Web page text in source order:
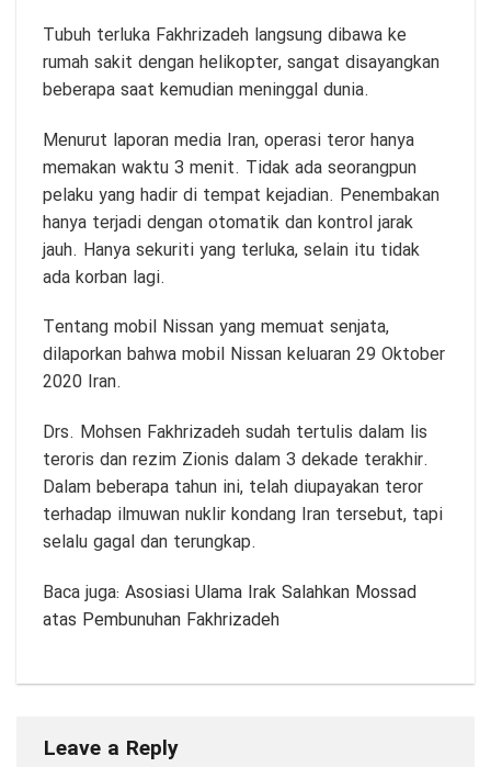
Tubuh terluka Fakhrizadeh langsung dibawa ke
rumah sakit dengan helikopter, sangat disayangkan
beberapa saat kemudian meninggal dunia.
Menurut laporan media Iran, operasi teror hanya
memakan waktu 3 menit. Tidak ada seorangpun
pelaku yang hadir di tempat kejadian. Penembakan
hanya terjadi dengan otomatik dan kontrol jarak
jauh. Hanya sekuriti yang terluka, selain itu tidak
ada korban lagi.
Tentang mobil Nissan yang memuat senjata,
dilaporkan bahwa mobil Nissan keluaran 29 Oktober
2020 Iran.
Drs. Mohsen Fakhrizadeh sudah tertulis dalam lis
teroris dan rezim Zionis dalam 3 dekade terakhir.
Dalam beberapa tahun ini, telah diupayakan teror
terhadap ilmuwan nuklir kondang Iran tersebut, tapi
selalu gagal dan terungkap.
Baca juga: Asosiasi Ulama Irak Salahkan Mossad
atas Pembunuhan Fakhrizadeh
Leave a Reply